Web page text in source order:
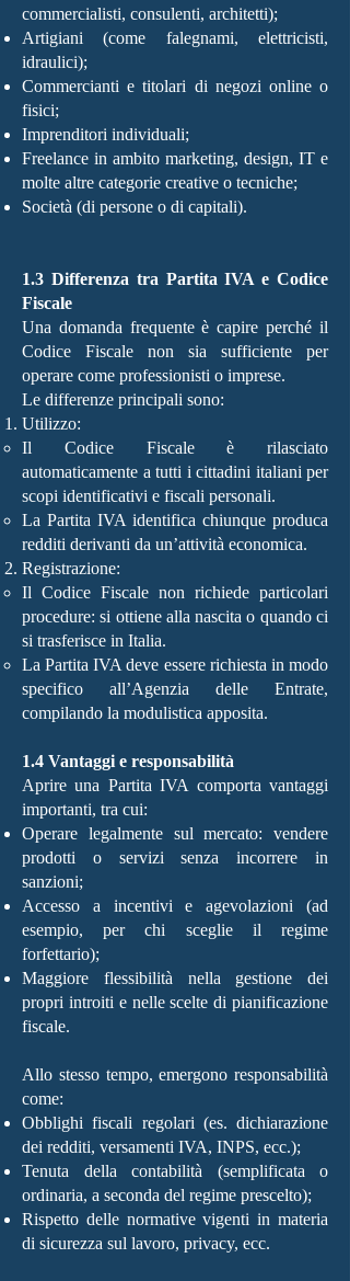
commercialisti, consulenti, architetti);
Artigiani (come falegnami, elettricisti,
idraulici);
Commercianti e titolari di negozi online o
fisici;
Imprenditori individuali;
Freelance in ambito marketing, design, IT e
molte altre categorie creative o tecniche;
Società (di persone o di capitali).
1.3 Differenza tra Partita IVA e Codice
Fiscale
Una domanda frequente è capire perché il
Codice Fiscale non sia sufficiente per
operare come professionisti o imprese.
Le differenze principali sono:
Utilizzo:
Il Codice Fiscale è rilasciato
automaticamente a tutti i cittadini italiani per
scopi identificativi e fiscali personali.
La Partita IVA identifica chiunque produca
redditi derivanti da un’attività economica.
Registrazione:
Il Codice Fiscale non richiede particolari
procedure: si ottiene alla nascita o quando ci
si trasferisce in Italia.
La Partita IVA deve essere richiesta in modo
specifico all’Agenzia delle Entrate,
compilando la modulistica apposita.
1.4 Vantaggi e responsabilità
Aprire una Partita IVA comporta vantaggi
importanti, tra cui:
Operare legalmente sul mercato: vendere
prodotti o servizi senza incorrere in
sanzioni;
Accesso a incentivi e agevolazioni (ad
esempio, per chi sceglie il regime
forfettario);
Maggiore flessibilità nella gestione dei
propri introiti e nelle scelte di pianificazione
fiscale.
Allo stesso tempo, emergono responsabilità
come:
Obblighi fiscali regolari (es. dichiarazione
dei redditi, versamenti IVA, INPS, ecc.);
Tenuta della contabilità (semplificata o
ordinaria, a seconda del regime prescelto);
Rispetto delle normative vigenti in materia
di sicurezza sul lavoro, privacy, ecc.